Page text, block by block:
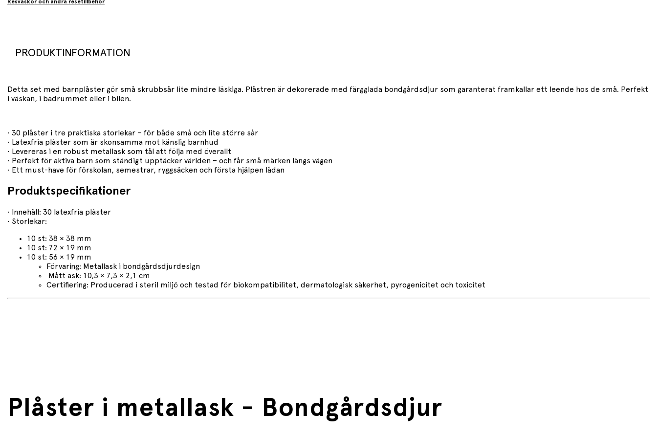
Resväskor och andra resetillbehör
PRODUKTINFORMATION
Detta set med barnplåster gör små skrubbsår lite mindre läskiga. Plåstren är dekorerade med färgglada bondgårdsdjur som garanterat framkallar ett leende hos de små. Perfekt
i väskan, i badrummet eller i bilen.
• 30 plåster i tre praktiska storlekar – för både små och lite större sår
• Latexfria plåster som är skonsamma mot känslig barnhud
• Levereras i en robust metallask som tål att följa med överallt
• Perfekt för aktiva barn som ständigt upptäcker världen – och får små märken längs vägen
• Ett must-have för förskolan, semestrar, ryggsäcken och första hjälpen lådan
Produktspecifikationer
• Innehåll: 30 latexfria plåster
• Storlekar:
10 st: 38 × 38 mm
10 st: 72 × 19 mm
10 st: 56 × 19 mm
Förvaring: Metallask i bondgårdsdjurdesign
Mått ask: 10,3 × 7,3 × 2,1 cm
Certifiering: Producerad i steril miljö och testad för biokompatibilitet, dermatologisk säkerhet, pyrogenicitet och toxicitet
Plåster i metallask - Bondgårdsdjur